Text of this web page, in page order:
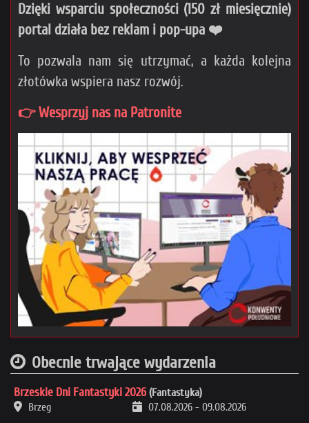
Dzięki wsparciu społeczności (150 zł miesięcznie)
portal działa bez reklam i pop-upa ❤️
To pozwala nam się utrzymać, a każda kolejna
złotówka wspiera nasz rozwój.
👉 Wesprzyj nas na Patronite
Obecnie trwające wydarzenia
Brzeskie Dni Fantastyki 2026 (Fantastyka)
Brzeg
07.08.2026 - 09.08.2026